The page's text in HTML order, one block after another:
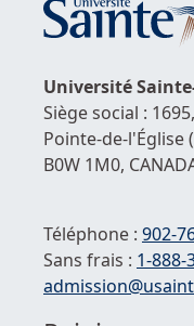
Université
Siège social :
Pointe-de-l'Église
B0W 1M0,
Téléphone : 902-
Sans frais : 1-888-
Courriel :